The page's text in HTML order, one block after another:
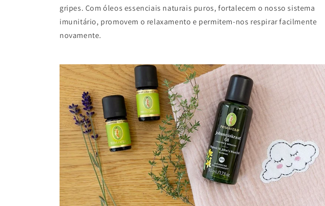
gripes. Com óleos essenciais naturais puros, fortalecem o nosso sistema
imunitário, promovem o relaxamento e permitem-nos respirar facilmente
novamente.